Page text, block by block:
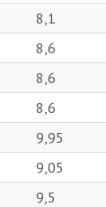
8,1
8,6
8,6
8,6
9,95
9,05
9,5